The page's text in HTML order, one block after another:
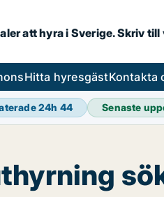
att hyra i Sverige. Skriv till
Hitta hyresgästKontakta
24h 44 Senaste